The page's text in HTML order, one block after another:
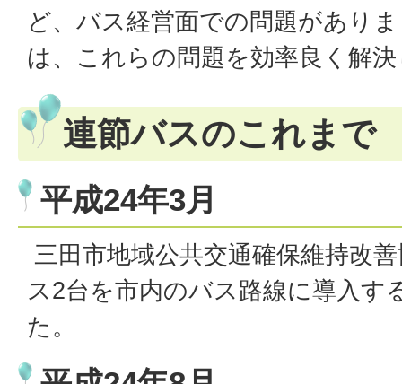
ど、バス経営面での問題があり
は、これらの問題を効率良く解
連節バスのこれまで
平成24年3月
三田市地域公共交通確保維持改
ス2台を市内のバス路線に導入す
た。